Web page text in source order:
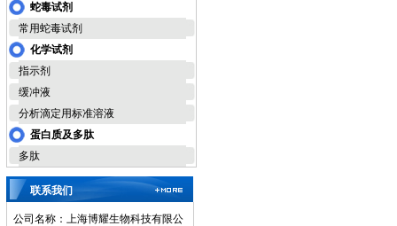
蛇毒试剂
常用蛇毒试剂
化学试剂
指示剂
缓冲液
分析滴定用标准溶液
蛋白质及多肽
多肽
联系我们
公司名称：上海博耀生物科技有限公